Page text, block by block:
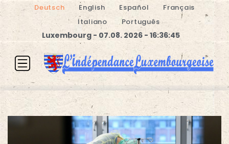
Deutsch English Español
Français
Italiano
Português
Luxembourg - 07.08. 2026 - 16:36:45